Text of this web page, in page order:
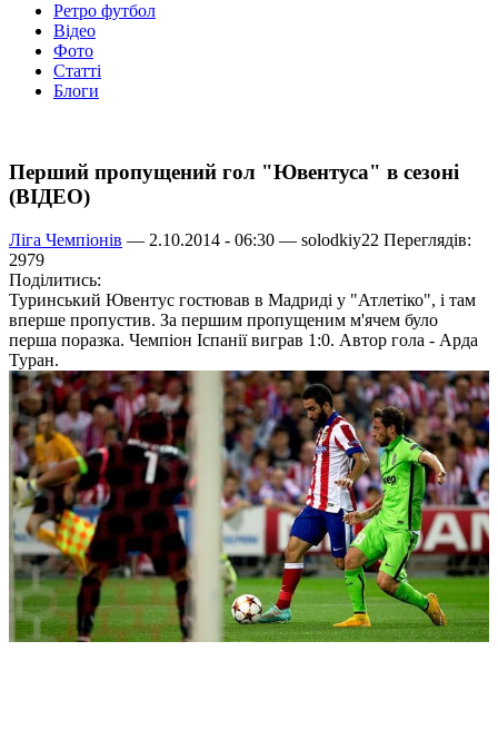
Ретро футбол
Відео
Фото
Статті
Блоги
Перший пропущений гол "Ювентуса" в сезоні
(ВІДЕО)
Ліга Чемпіонів — 2.10.2014 - 06:30 — solodkiy22 Переглядів:
2979
Поділитись:
Туринський Ювентус гостював в Мадриді у "Атлетіко", і там
вперше пропустив. За першим пропущеним м'ячем було
перша поразка. Чемпіон Іспанії виграв 1:0. Автор гола - Арда
Туран.